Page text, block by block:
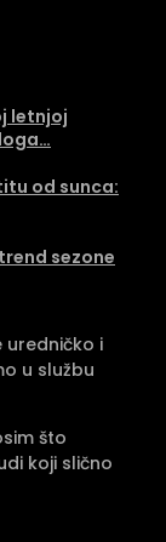
letnjoj
od sunca:
sezone
uredničko i
u službu
što
koji slično